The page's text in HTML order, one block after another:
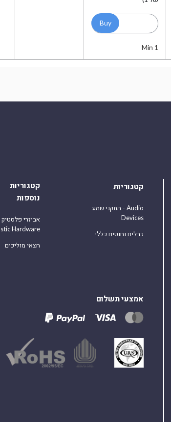
Min 1
קטגוריות
התקני שמע - Audio
Devices
כבלים וחוטים כללי
קטגוריות
נוספות
אביזרי פלסטיק
Hardware
חצאי מוליכים
אמצעי תשלום